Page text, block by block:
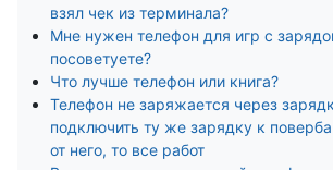
взял чек из терминала?
Мне нужен телефон для игр с
посоветуете?
Что лучше телефон или книга?
Телефон не заряжается через
подключить ту же зарядку к
от него, то все работ